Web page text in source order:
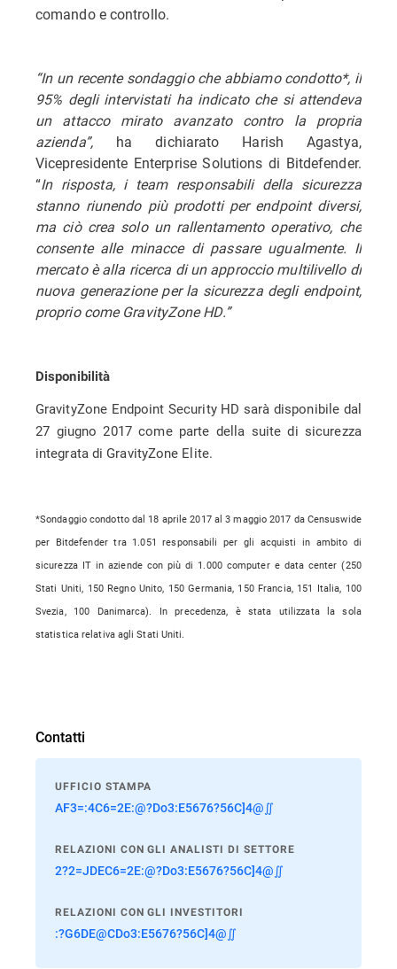
comando e controllo.
“In un recente sondaggio che abbiamo condotto*, il
95% degli intervistati ha indicato che si attendeva
un attacco mirato avanzato contro la propria
azienda”, ha dichiarato Harish Agastya,
Vicepresidente Enterprise Solutions di Bitdefender.
“In risposta, i team responsabili della sicurezza
stanno riunendo più prodotti per endpoint diversi,
ma ciò crea solo un rallentamento operativo, che
consente alle minacce di passare ugualmente. Il
mercato è alla ricerca di un approccio multilivello di
nuova generazione per la sicurezza degli endpoint,
proprio come GravityZone HD.”
Disponibilità
GravityZone Endpoint Security HD sarà disponibile dal
27 giugno 2017 come parte della suite di sicurezza
integrata di GravityZone Elite.
*Sondaggio condotto dal 18 aprile 2017 al 3 maggio 2017 da Censuswide
per Bitdefender tra 1.051 responsabili per gli acquisti in ambito di
sicurezza IT in aziende con più di 1.000 computer e data center (250
Stati Uniti, 150 Regno Unito, 150 Germania, 150 Francia, 151 Italia, 100
Svezia, 100 Danimarca). In precedenza, è stata utilizzata la sola
statistica relativa agli Stati Uniti.
Contatti
UFFICIO STAMPA
AF3=:4C6=2E:@?Do3:E5676?56C]4@∬
RELAZIONI CON GLI ANALISTI DI SETTORE
2?2=JDEC6=2E:@?Do3:E5676?56C]4@∬
RELAZIONI CON GLI INVESTITORI
:?G6DE@CDo3:E5676?56C]4@∬